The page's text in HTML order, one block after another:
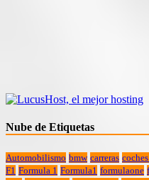
Nube de Etiquetas
Automobilismo bmw carreras
F1 Formula 1 Formula1 formulaone